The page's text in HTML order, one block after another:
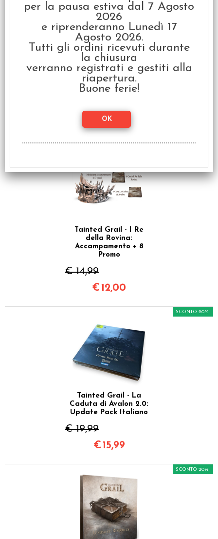
Tainted Grail - I Re
della Rovina: Capro
Nero delle Brughiere
12,00
Tainted Grail - I Re
della Rovina:
Accampamento + 8
Promo
€ 14,99
€ 12,00
Tainted Grail - La
Caduta di Avalon 2.0:
Update Pack Italiano
€ 19,99
SCONTO 20%
€ 15,99
SCONTO 20%
per la pausa estiva dal 7 Agosto
2026
e riprenderanno Lunedì 17
Agosto 2026.
Tutti gli ordini ricevuti durante
la chiusura
verranno registrati e gestiti alla
riapertura.
Buone ferie!